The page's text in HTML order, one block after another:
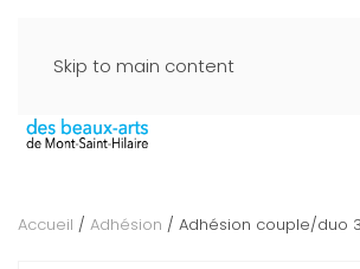
Skip to main content
Accueil / Adhésion / Adhésion couple/duo